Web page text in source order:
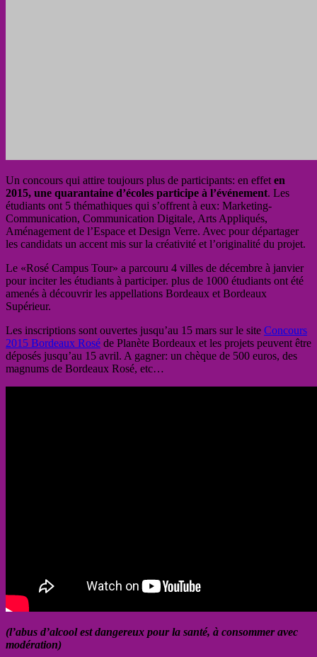
Un concours qui attire toujours plus de participants: en effet en
2015, une quarantaine d’écoles participe à l’événement. Les
étudiants ont 5 thémathiques qui s’offrent à eux: Marketing‐
Communication, Communication Digitale, Arts Appliqués,
Aménagement de l’Espace et Design Verre. Avec pour départager
les candidats un accent mis sur la créativité et l’originalité du projet.
Le «Rosé Campus Tour» a parcouru 4 villes de décembre à janvier
pour inciter les étudiants à participer. plus de 1000 étudiants ont été
amenés à découvrir les appellations Bordeaux et Bordeaux
Supérieur.
Les inscriptions sont ouvertes jusqu’au 15 mars sur le site Concours
2015 Bordeaux Rosé de Planète Bordeaux et les projets peuvent être
déposés jusqu’au 15 avril. A gagner: un chèque de 500 euros, des
magnums de Bordeaux Rosé, etc…
(l’abus d’alcool est dangereux pour la santé, à consommer avec
modération)